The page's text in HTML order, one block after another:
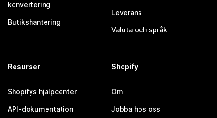
konvertering
Butikshantering
Leverans
Valuta och språk
Resurser
Shopifys hjälpcenter
API-dokumentation
Shopify
Om
Jobba hos oss